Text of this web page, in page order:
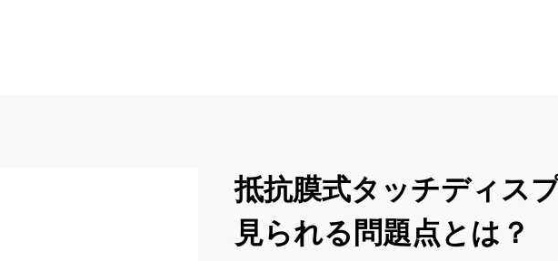
抵抗膜式タッチディス
見られる問題点とは？